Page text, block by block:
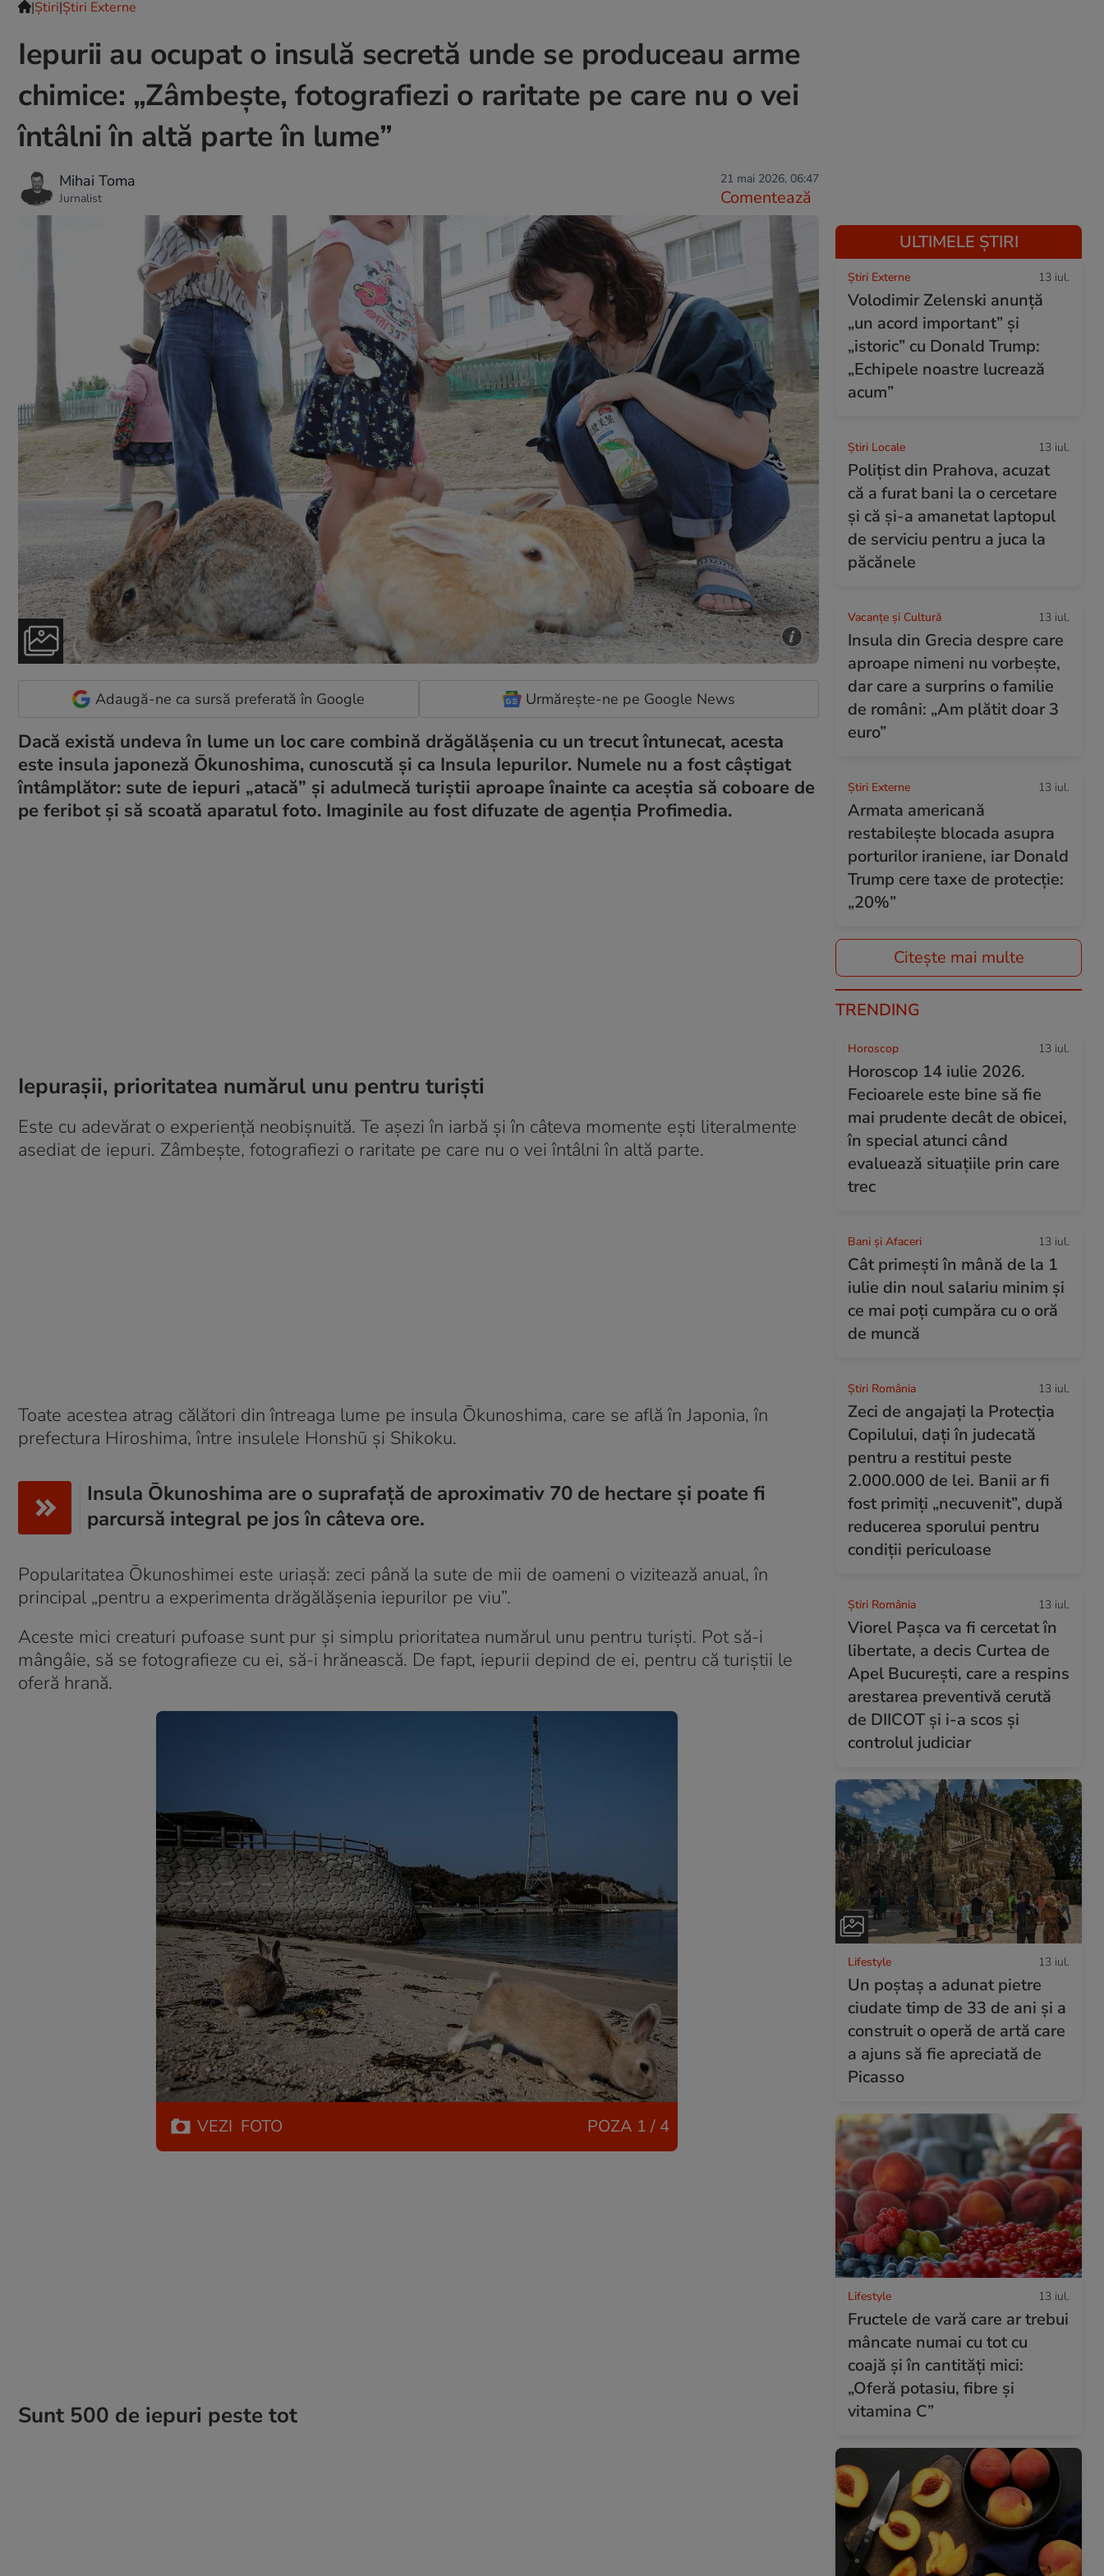
|Ştiri|Știri Externe
Iepurii au ocupat o insulă secretă unde se produceau arme
chimice: „Zâmbește, fotografiezi o raritate pe care nu o vei
întâlni în altă parte în lume”
Mihai Toma
Jurnalist
21 mai 2026, 06:47
Comentează
Adaugă-ne ca sursă preferată în Google Urmărește-ne pe Google News
Dacă există undeva în lume un loc care combină drăgălășenia cu un trecut întunecat, acesta
este insula japoneză Ōkunoshima, cunoscută și ca Insula Iepurilor. Numele nu a fost câștigat
întâmplător: sute de iepuri „atacă” și adulmecă turiștii aproape înainte ca aceștia să coboare de
pe feribot și să scoată aparatul foto. Imaginile au fost difuzate de agenția Profimedia.
Iepurașii, prioritatea numărul unu pentru turiști
Este cu adevărat o experiență neobișnuită. Te așezi în iarbă și în câteva momente ești literalmente
asediat de iepuri. Zâmbește, fotografiezi o raritate pe care nu o vei întâlni în altă parte.
Toate acestea atrag călători din întreaga lume pe insula Ōkunoshima, care se află în Japonia, în
prefectura Hiroshima, între insulele Honshū și Shikoku.
Insula Ōkunoshima are o suprafață de aproximativ 70 de hectare și poate fi
parcursă integral pe jos în câteva ore.
Popularitatea Ōkunoshimei este uriașă: zeci până la sute de mii de oameni o vizitează anual, în
principal „pentru a experimenta drăgălășenia iepurilor pe viu”.
Aceste mici creaturi pufoase sunt pur și simplu prioritatea numărul unu pentru turiști. Pot să-i
mângâie, să se fotografieze cu ei, să-i hrănească. De fapt, iepurii depind de ei, pentru că turiștii le
oferă hrană.
VEZI FOTO POZA 1 / 4
Sunt 500 de iepuri peste tot
ULTIMELE ȘTIRI
Știri Externe 13 iul.
Volodimir Zelenski anunță
„un acord important” și
„istoric” cu Donald Trump:
„Echipele noastre lucrează
acum”
Știri Locale 13 iul.
Polițist din Prahova, acuzat
că a furat bani la o cercetare
și că și-a amanetat laptopul
de serviciu pentru a juca la
păcănele
Vacanțe și Cultură 13 iul.
Insula din Grecia despre care
aproape nimeni nu vorbește,
dar care a surprins o familie
de români: „Am plătit doar 3
euro”
Știri Externe 13 iul.
Armata americană
restabilește blocada asupra
porturilor iraniene, iar Donald
Trump cere taxe de protecție:
„20%”
Citește mai multe
TRENDING
Horoscop 13 iul.
Horoscop 14 iulie 2026.
Fecioarele este bine să fie
mai prudente decât de obicei,
în special atunci când
evaluează situațiile prin care
trec
Bani și Afaceri 13 iul.
Cât primești în mână de la 1
iulie din noul salariu minim și
ce mai poți cumpăra cu o oră
de muncă
Știri România 13 iul.
Zeci de angajați la Protecția
Copilului, dați în judecată
pentru a restitui peste
2.000.000 de lei. Banii ar fi
fost primiți „necuvenit”, după
reducerea sporului pentru
condiții periculoase
Știri România 13 iul.
Viorel Pașca va fi cercetat în
libertate, a decis Curtea de
Apel București, care a respins
arestarea preventivă cerută
de DIICOT și i-a scos și
controlul judiciar
Lifestyle 13 iul.
Un poștaș a adunat pietre
ciudate timp de 33 de ani și a
construit o operă de artă care
a ajuns să fie apreciată de
Picasso
Lifestyle 13 iul.
Fructele de vară care ar trebui
mâncate numai cu tot cu
coajă și în cantități mici:
„Oferă potasiu, fibre și
vitamina C”